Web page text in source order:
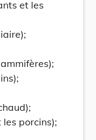
et les
porcins);